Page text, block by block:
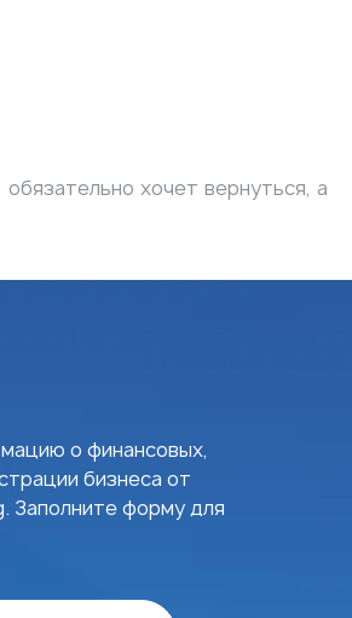
хочет вернуться, а
о финансовых,
бизнеса от
Заполните форму для